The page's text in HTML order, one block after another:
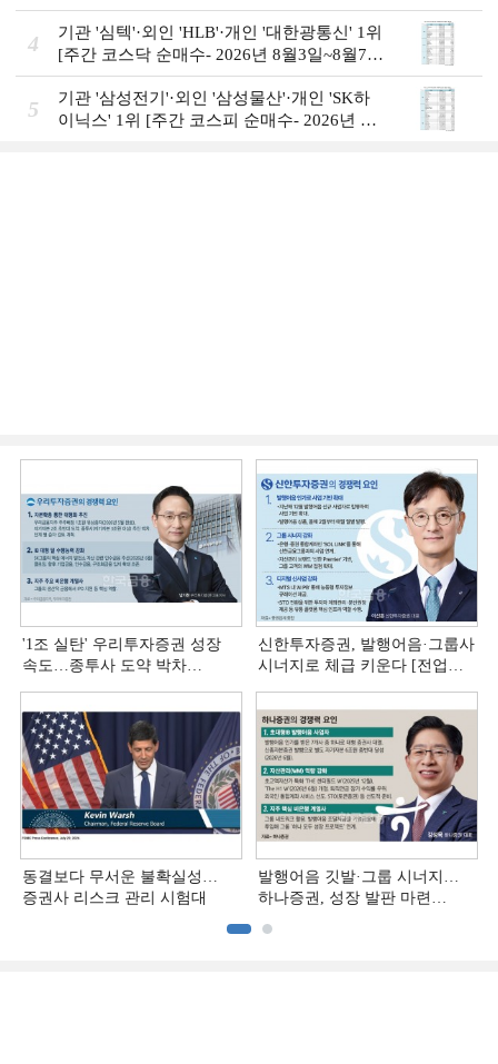
4
기관 '심텍'·외인 'HLB'·개인 '대한광통신' 1위
[주간 코스닥 순매수- 2026년 8월3일~8월7
일]
5
기관 '삼성전기'·외인 '삼성물산'·개인 'SK하
이닉스' 1위 [주간 코스피 순매수- 2026년 8
'1조 실탄' 우리투자증권 성장
속도…종투사 도약 박차
증권사 (5)]
신한투자증권, 발행어음·그룹사
시너지로 체급 키운다 [전업계
동결보다 무서운 불확실성…
증권사 리스크 관리 시험대
발행어음 깃발·그룹 시너지…
하나증권, 성장 발판 마련